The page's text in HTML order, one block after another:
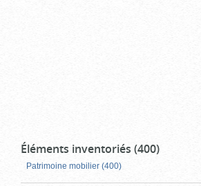
Éléments inventoriés (400)
Patrimoine mobilier (400)